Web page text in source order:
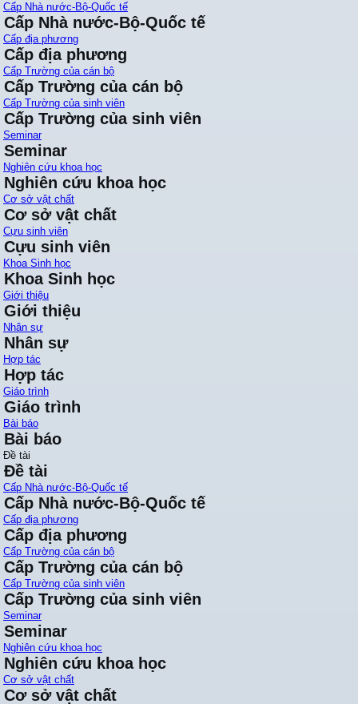
Cấp Nhà nước-Bộ-Quốc tế
Cấp Nhà nước-Bộ-Quốc tế
Cấp địa phương
Cấp địa phương
Cấp Trường của cán bộ
Cấp Trường của cán bộ
Cấp Trường của sinh viên
Cấp Trường của sinh viên
Seminar
Seminar
Nghiên cứu khoa học
Nghiên cứu khoa học
Cơ sở vật chất
Cơ sở vật chất
Cựu sinh viên
Cựu sinh viên
Khoa Sinh học
Khoa Sinh học
Giới thiệu
Giới thiệu
Nhân sự
Nhân sự
Hợp tác
Hợp tác
Giáo trình
Giáo trình
Bài báo
Bài báo
Đề tài
Đề tài
Cấp Nhà nước-Bộ-Quốc tế
Cấp Nhà nước-Bộ-Quốc tế
Cấp địa phương
Cấp địa phương
Cấp Trường của cán bộ
Cấp Trường của cán bộ
Cấp Trường của sinh viên
Cấp Trường của sinh viên
Seminar
Seminar
Nghiên cứu khoa học
Nghiên cứu khoa học
Cơ sở vật chất
Cơ sở vật chất